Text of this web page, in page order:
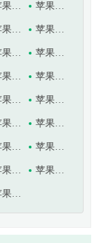
苹果干腐病 苹果干枯病
苹果褐斑病 苹果褐烫病
苹果灰斑病 苹果苦痘病
苹果霉心病 苹果泡性溃疡病
苹果树粗皮病 苹果树腐烂病
苹果树缺钾症 苹果树缺磷症
苹果树小叶病 苹果树枝枯病
苹果炭疽病 苹果锈病
苹果圆斑根腐病